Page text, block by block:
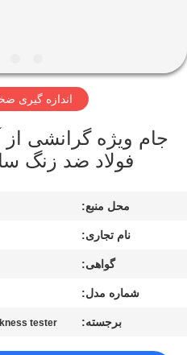
تور
کنترل
تماس
اندازه گیری
جام ویژه گرانشی از
فولاد ضد زنگ
محل منبع:
نام تجاری:
گواهی:
شماره مدل:
برجسته: tester